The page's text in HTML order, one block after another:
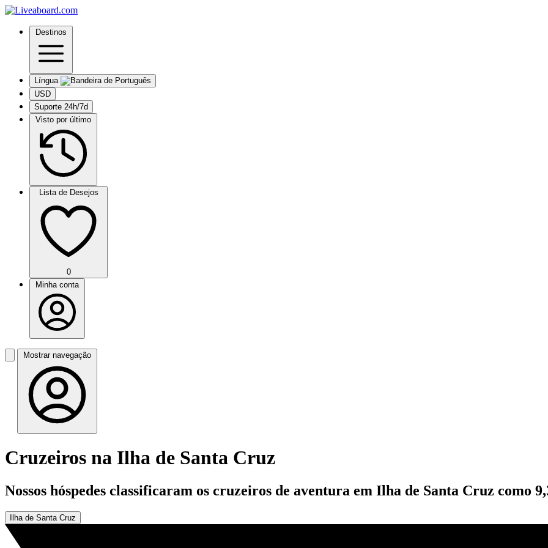
Destinos
Língua
USD
Suporte 24h/7d
Visto por último
Lista de Desejos
0
Minha conta
Mostrar navegação
Cruzeiros na Ilha de Santa Cruz
Nossos hóspedes classificaram os cruzeiros de aventura em Ilha de Santa Cruz como
Ilha de Santa Cruz